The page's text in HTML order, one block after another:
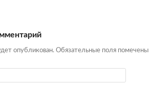
опубликован. Обязательные поля помечены